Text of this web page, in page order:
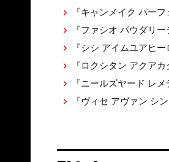
『キャンメイク パー
『ファシオ パウダリ
『シシ アイムユアヒ
『ロクシタン アクア
『ニールズヤード レ
『ヴィセ アヴァン シ